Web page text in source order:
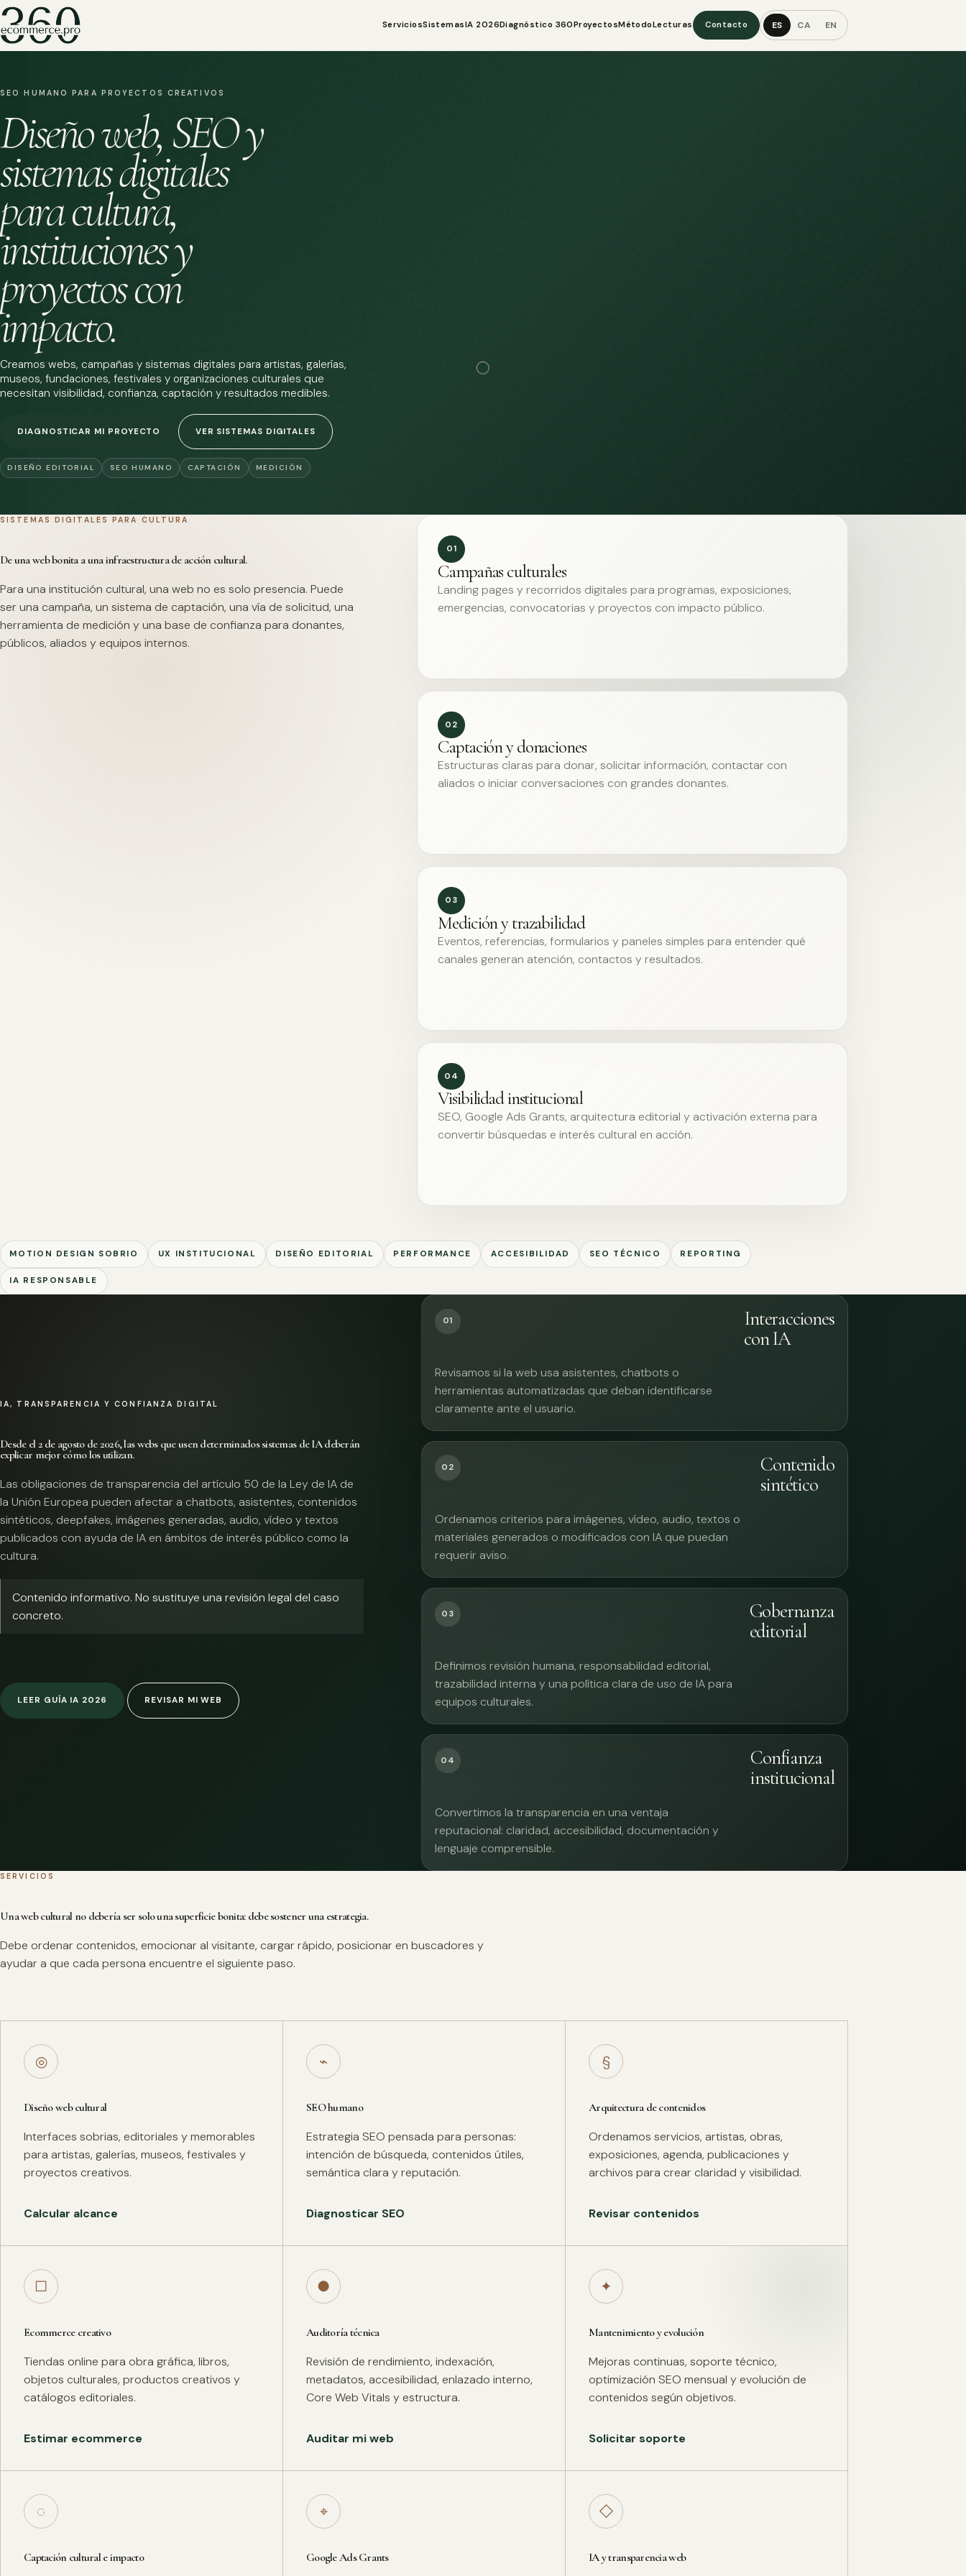
ServiciosSistemasIA 2026Diagnóstico 360ProyectosMétodoLecturas Contacto ES CA EN
SEO HUMANO PARA PROYECTOS CREATIVOS
Diseño web, SEO y
sistemas digitales
para cultura,
instituciones y
proyectos con
impacto.
Creamos webs, campañas y sistemas digitales para artistas, galerías,
museos, fundaciones, festivales y organizaciones culturales que
necesitan visibilidad, confianza, captación y resultados medibles.
DIAGNOSTICAR MI PROYECTO VER SISTEMAS DIGITALES
DISEÑO EDITORIAL SEO HUMANO CAPTACIÓN MEDICIÓN
SISTEMAS DIGITALES PARA CULTURA
De una web bonita a una infraestructura de acción cultural.
Para una institución cultural, una web no es solo presencia. Puede
ser una campaña, un sistema de captación, una vía de solicitud, una
herramienta de medición y una base de confianza para donantes,
públicos, aliados y equipos internos.
01
Campañas culturales
Landing pages y recorridos digitales para programas, exposiciones,
emergencias, convocatorias y proyectos con impacto público.
02
Captación y donaciones
Estructuras claras para donar, solicitar información, contactar con
aliados o iniciar conversaciones con grandes donantes.
03
Medición y trazabilidad
Eventos, referencias, formularios y paneles simples para entender qué
canales generan atención, contactos y resultados.
04
Visibilidad institucional
SEO, Google Ads Grants, arquitectura editorial y activación externa para
convertir búsquedas e interés cultural en acción.
MOTION DESIGN SOBRIO UX INSTITUCIONAL DISEÑO EDITORIAL PERFORMANCE ACCESIBILIDAD SEO TÉCNICO REPORTING
IA RESPONSABLE
IA, TRANSPARENCIA Y CONFIANZA DIGITAL
Desde el 2 de agosto de 2026, las webs que usen determinados sistemas de IA deberán
explicar mejor cómo los utilizan.
Las obligaciones de transparencia del artículo 50 de la Ley de IA de
la Unión Europea pueden afectar a chatbots, asistentes, contenidos
sintéticos, deepfakes, imágenes generadas, audio, vídeo y textos
publicados con ayuda de IA en ámbitos de interés público como la
cultura.
Contenido informativo. No sustituye una revisión legal del caso
concreto.
LEER GUÍA IA 2026 REVISAR MI WEB
01
Interacciones
con IA
Revisamos si la web usa asistentes, chatbots o
herramientas automatizadas que deban identificarse
claramente ante el usuario.
02
Contenido
sintético
Ordenamos criterios para imágenes, vídeo, audio, textos o
materiales generados o modificados con IA que puedan
requerir aviso.
03
Gobernanza
editorial
Definimos revisión humana, responsabilidad editorial,
trazabilidad interna y una política clara de uso de IA para
equipos culturales.
04
Confianza
institucional
Convertimos la transparencia en una ventaja
reputacional: claridad, accesibilidad, documentación y
lenguaje comprensible.
SERVICIOS
Una web cultural no debería ser solo una superficie bonita: debe sostener una estrategia.
Debe ordenar contenidos, emocionar al visitante, cargar rápido, posicionar en buscadores y
ayudar a que cada persona encuentre el siguiente paso.
◎
Diseño web cultural
Interfaces sobrias, editoriales y memorables
para artistas, galerías, museos, festivales y
proyectos creativos.
Calcular alcance
⌁
SEO humano
Estrategia SEO pensada para personas:
intención de búsqueda, contenidos útiles,
semántica clara y reputación.
Diagnosticar SEO
§
Arquitectura de contenidos
Ordenamos servicios, artistas, obras,
exposiciones, agenda, publicaciones y
archivos para crear claridad y visibilidad.
Revisar contenidos
□
Ecommerce creativo
Tiendas online para obra gráfica, libros,
objetos culturales, productos creativos y
catálogos editoriales.
Estimar ecommerce
●
Auditoría técnica
Revisión de rendimiento, indexación,
metadatos, accesibilidad, enlazado interno,
Core Web Vitals y estructura.
Auditar mi web
✦
Mantenimiento y evolución
Mejoras continuas, soporte técnico,
optimización SEO mensual y evolución de
contenidos según objetivos.
Solicitar soporte
◌
Captación cultural e impacto
⌖
Google Ads Grants
◇
IA y transparencia web